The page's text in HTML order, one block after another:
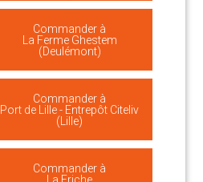
Commander à
La Ferme Ghestem
(Deulémont)
Commander à
Port de Lille - Entrepôt Citeliv
(Lille)
Commander à